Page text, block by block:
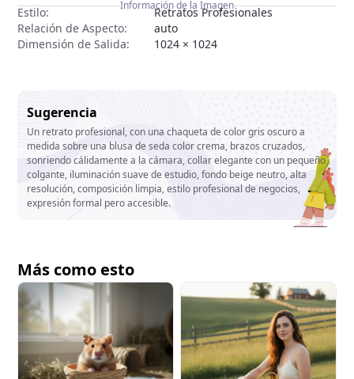
Información de la Imagen
Estilo:
Retratos Profesionales
Relación de Aspecto:
auto
Dimensión de Salida:
1024 × 1024
Sugerencia
Un retrato profesional, con una chaqueta de color gris oscuro a
medida sobre una blusa de seda color crema, brazos cruzados,
sonriendo cálidamente a la cámara, collar elegante con un pequeño
colgante, iluminación suave de estudio, fondo beige neutro, alta
resolución, composición limpia, estilo profesional de negocios,
expresión formal pero accesible.
Más como esto